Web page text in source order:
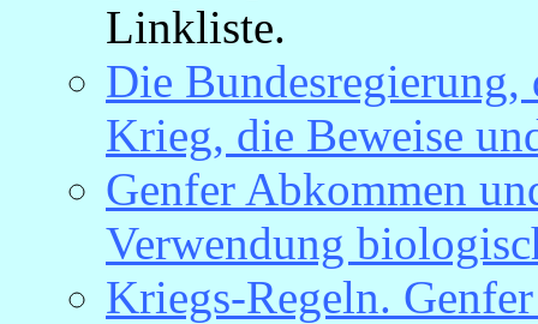
Linkliste.
Die
Krieg, die Beweise
Genfer Abkommen
Verwendung
Kriegs-Regeln.